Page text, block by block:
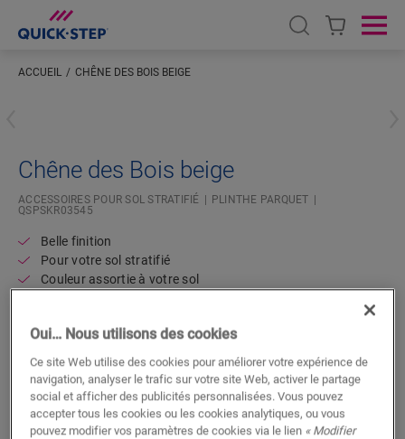
Open search
ACCUEIL CHÊNE DES BOIS BEIGE
Chêne des Bois beige
ACCESSOIRES POUR SOL STRATIFIÉ
PLINTHE PARQUET
QSPSKR03545
Belle finition
Pour votre sol stratifié
Couleur assortie à votre sol
RECHERCHER
Oui… Nous utilisons des cookies
Ce site Web utilise des cookies pour améliorer votre expérience de
navigation, analyser le trafic sur votre site Web, activer le partage
social et afficher des publicités personnalisées. Vous pouvez
accepter tous les cookies ou les cookies analytiques, ou vous
pouvez modifier vos paramètres de cookies via le lien « Modifier